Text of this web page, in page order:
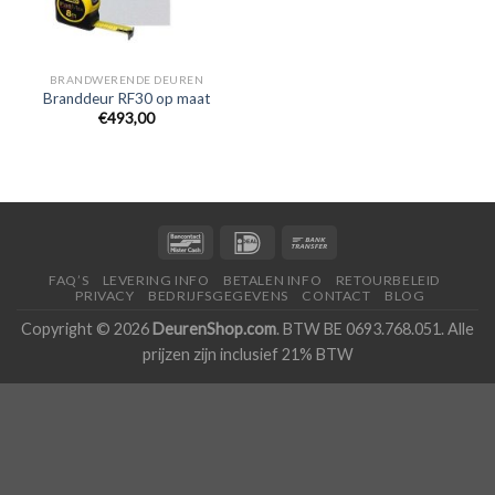
BRANDWERENDE DEUREN
Branddeur RF30 op maat
€493,00
FAQ’S LEVERING INFO BETALEN INFO
RETOURBELEID
PRIVACY
BEDRIJFSGEGEVENS CONTACT BLOG
Copyright © 2026 DeurenShop.com. BTW BE 0693.768.051. Alle
prijzen zijn inclusief 21% BTW